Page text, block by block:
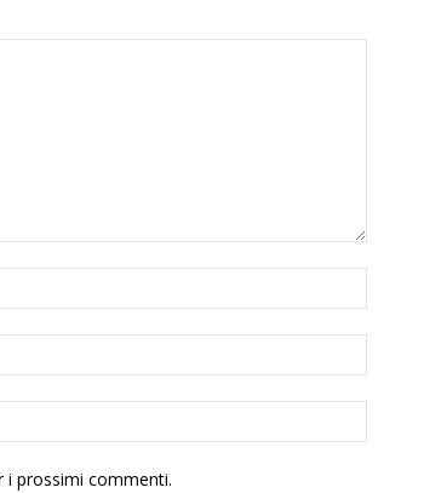
i prossimi commenti.